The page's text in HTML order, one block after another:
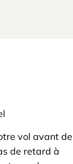
vol avant de
de retard à